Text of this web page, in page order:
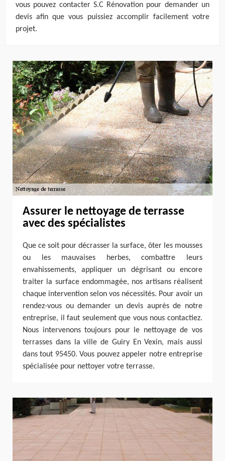
vous pouvez contacter S.C Rénovation pour demander un
devis afin que vous puissiez accomplir facilement votre
projet.
Assurer le nettoyage de terrasse
avec des spécialistes
Que ce soit pour décrasser la surface, ôter les mousses
ou les mauvaises herbes, combattre leurs
envahissements, appliquer un dégrisant ou encore
traiter la surface endommagée, nos artisans réalisent
chaque intervention selon vos nécessités. Pour avoir un
rendez-vous ou demander un devis auprès de notre
entreprise, il faut seulement que vous nous contactiez.
Nous intervenons toujours pour le nettoyage de vos
terrasses dans la ville de Guiry En Vexin, mais aussi
dans tout 95450. Vous pouvez appeler notre entreprise
spécialisée pour nettoyer votre terrasse.